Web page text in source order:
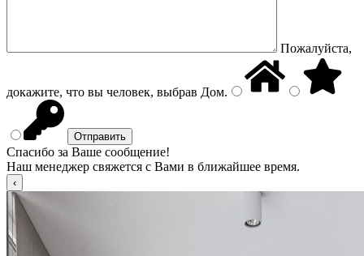
Пожалуйста,
докажите, что вы человек, выбрав Дом.
Спасибо за Ваше сообщение!
Наш менеджер свяжется с Вами в ближайшее время.